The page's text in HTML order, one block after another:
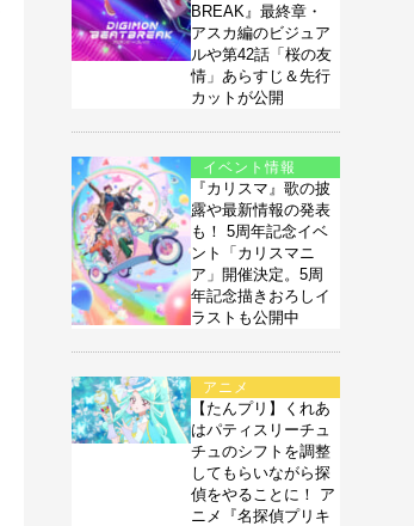
BREAK』最終章・
アスカ編のビジュア
ルや第42話「桜の友
情」あらすじ＆先行
カットが公開
イベント情報
『カリスマ』歌の披
露や最新情報の発表
も！ 5周年記念イベ
ント「カリスマニ
ア」開催決定。5周
年記念描きおろしイ
ラストも公開中
アニメ
【たんプリ】くれあ
はパティスリーチュ
チュのシフトを調整
してもらいながら探
偵をやることに！ ア
ニメ『名探偵プリキ